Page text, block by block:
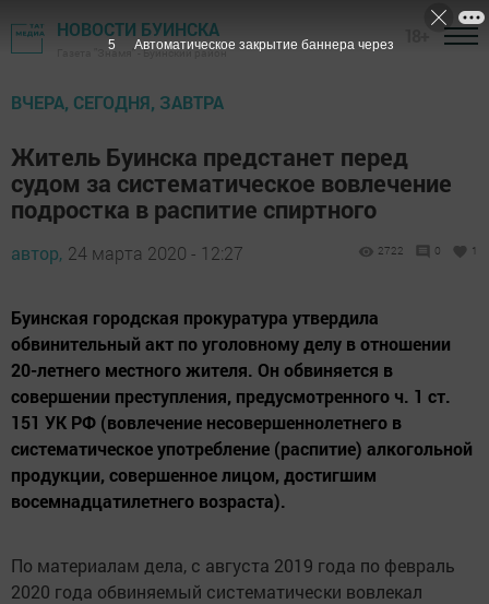
НОВОСТИ БУИНСКА
Газета "Знамя" - Буинский район
ВЧЕРА, СЕГОДНЯ, ЗАВТРА
Житель Буинска предстанет перед
судом за систематическое вовлечение
подростка в распитие спиртного
автор, 24 марта 2020 - 12:27 2722 0 1
Буинская городская прокуратура утвердила
обвинительный акт по уголовному делу в отношении
20-летнего местного жителя. Он обвиняется в
совершении преступления, предусмотренного ч. 1 ст.
151 УК РФ (вовлечение несовершеннолетнего в
систематическое употребление (распитие) алкогольной
продукции, совершенное лицом, достигшим
восемнадцатилетнего возраста).
По материалам дела, с августа 2019 года по февраль
2020 года обвиняемый систематически вовлекал
4 Автоматическое закрытие баннера через